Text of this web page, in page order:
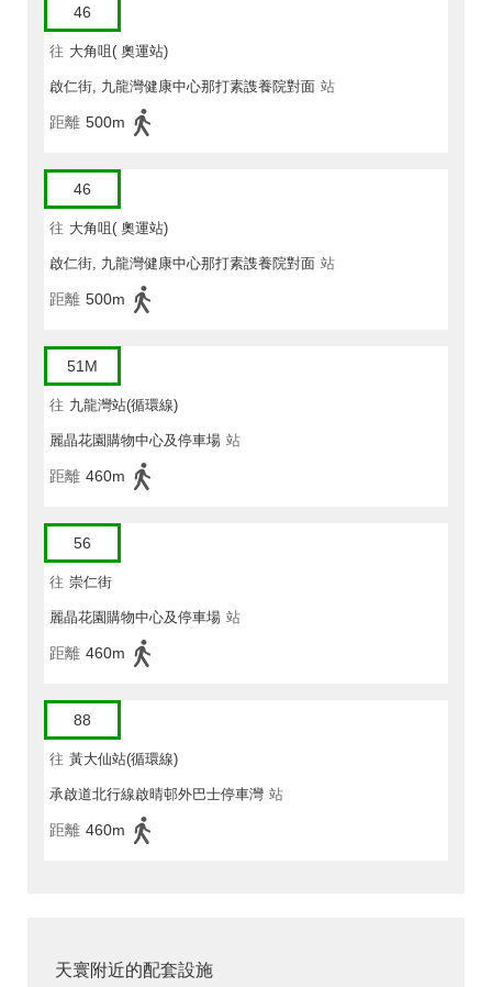
46
往 大角咀( 奧運站)
啟仁街, 九龍灣健康中心那打素謢養院對面 站
距離 500m
46
往 大角咀( 奧運站)
啟仁街, 九龍灣健康中心那打素謢養院對面 站
距離 500m
51M
往 九龍灣站(循環線)
麗晶花園購物中心及停車場 站
距離 460m
56
往 崇仁街
麗晶花園購物中心及停車場 站
距離 460m
88
往 黃大仙站(循環線)
承啟道北行線啟晴邨外巴士停車灣 站
距離 460m
天寰附近的配套設施